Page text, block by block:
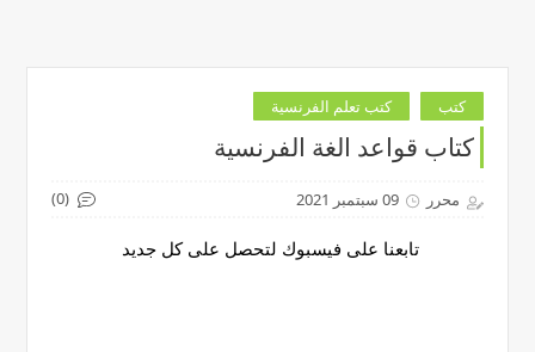
كتب كتب تعلم الفرنسية
كتاب قواعد الغة الفرنسية
محرر 09 سبتمبر 2021 (0)
تابعنا على فيسبوك لتحصل على كل جديد